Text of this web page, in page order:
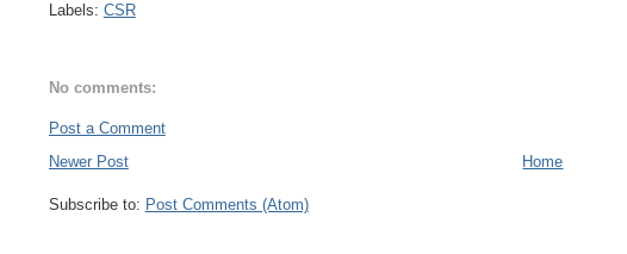
Labels: CSR
No comments:
Post a Comment
Newer Post
Home
Subscribe to: Post Comments (Atom)